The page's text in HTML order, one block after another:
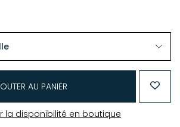
AU PANIER
la disponibilité en boutique